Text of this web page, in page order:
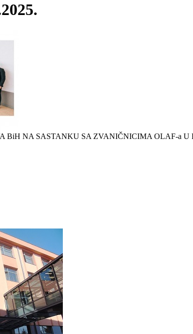
BiH NA SASTANKU SA ZVANIČNICIMA OLAF-a U